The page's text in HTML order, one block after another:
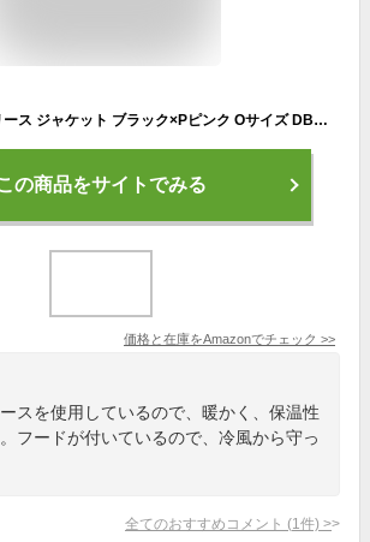
[デサント] 野球 フリース ジャケット ブラック×Pピンク Oサイズ DBX2660B
の商品をサイトでみる
価格と在庫をAmazonでチェック >>
スを使用しているので、暖かく、保温性
フードが付いているので、冷風から守っ
全てのおすすめコメント (1 件) >